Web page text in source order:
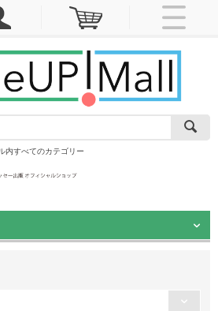
内すべてのカテゴリー